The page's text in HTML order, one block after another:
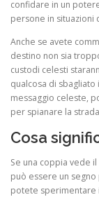
confidare in un
persone in situazioni
Anche se avete
destino non sia
custodi celesti
qualcosa di
messaggio celeste,
per spianare la
Cosa
Se una coppia vede
può essere un
potete sperimentare